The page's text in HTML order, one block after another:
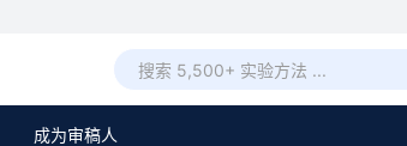
成为审稿人